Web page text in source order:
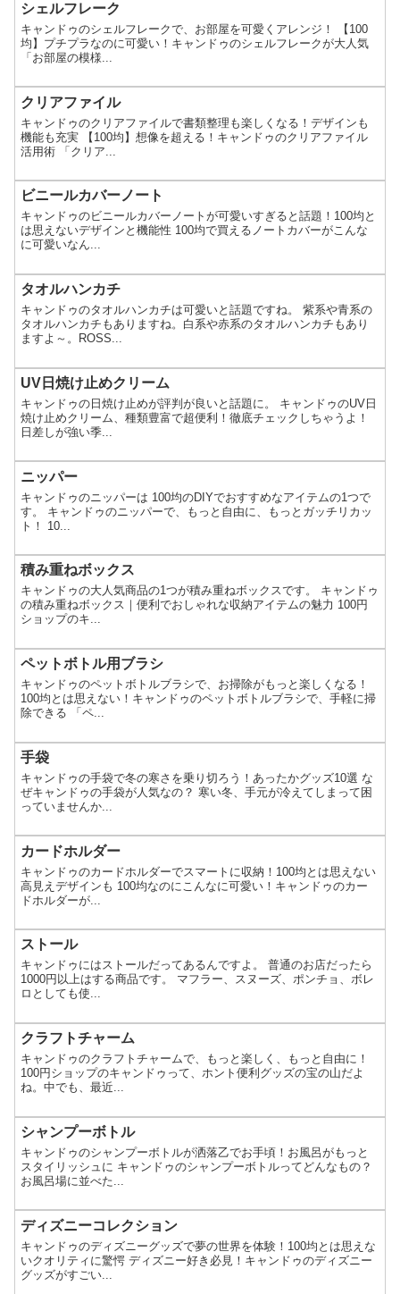
シェルフレーク
キャンドゥのシェルフレークで、お部屋を可愛くアレンジ！ 【100
均】プチプラなのに可愛い！キャンドゥのシェルフレークが大人気
「お部屋の模様...
クリアファイル
キャンドゥのクリアファイルで書類整理も楽しくなる！デザインも
機能も充実 【100均】想像を超える！キャンドゥのクリアファイル
活用術 「クリア...
ビニールカバーノート
キャンドゥのビニールカバーノートが可愛いすぎると話題！100均と
は思えないデザインと機能性 100均で買えるノートカバーがこんな
に可愛いなん...
タオルハンカチ
キャンドゥのタオルハンカチは可愛いと話題ですね。 紫系や青系の
タオルハンカチもありますね。白系や赤系のタオルハンカチもあり
ますよ～。ROSS...
UV日焼け止めクリーム
キャンドゥの日焼け止めが評判が良いと話題に。 キャンドゥのUV日
焼け止めクリーム、種類豊富で超便利！徹底チェックしちゃうよ！
日差しが強い季...
ニッパー
キャンドゥのニッパーは 100均のDIYでおすすめなアイテムの1つで
す。 キャンドゥのニッパーで、もっと自由に、もっとガッチリカッ
ト！ 10...
積み重ねボックス
キャンドゥの大人気商品の1つが積み重ねボックスです。 キャンドゥ
の積み重ねボックス｜便利でおしゃれな収納アイテムの魅力 100円
ショップのキ...
ペットボトル用ブラシ
キャンドゥのペットボトルブラシで、お掃除がもっと楽しくなる！
100均とは思えない！キャンドゥのペットボトルブラシで、手軽に掃
除できる 「ペ...
手袋
キャンドゥの手袋で冬の寒さを乗り切ろう！あったかグッズ10選 な
ぜキャンドゥの手袋が人気なの？ 寒い冬、手元が冷えてしまって困
っていませんか...
カードホルダー
キャンドゥのカードホルダーでスマートに収納！100均とは思えない
高見えデザインも 100均なのにこんなに可愛い！キャンドゥのカー
ドホルダーが...
ストール
キャンドゥにはストールだってあるんですよ。 普通のお店だったら
1000円以上はする商品です。 マフラー、スヌーズ、ポンチョ、ボレ
ロとしても使...
クラフトチャーム
キャンドゥのクラフトチャームで、もっと楽しく、もっと自由に！
100円ショップのキャンドゥって、ホント便利グッズの宝の山だよ
ね。中でも、最近...
シャンプーボトル
キャンドゥのシャンプーボトルが洒落乙でお手頃！お風呂がもっと
スタイリッシュに キャンドゥのシャンプーボトルってどんなもの？
お風呂場に並べた...
ディズニーコレクション
キャンドゥのディズニーグッズで夢の世界を体験！100均とは思えな
いクオリティに驚愕 ディズニー好き必見！キャンドゥのディズニー
グッズがすごい...